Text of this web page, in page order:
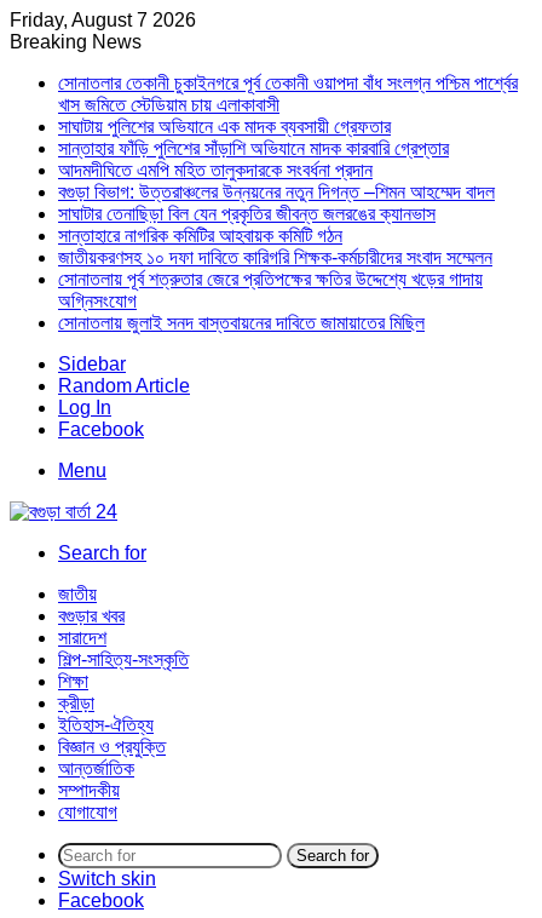
Friday, August 7 2026
Breaking News
সোনাতলার তেকানী চুকাইনগরে পূর্ব তেকানী ওয়াপদা বাঁধ সংলগ্ন পশ্চিম পার্শ্বের
খাস জমিতে স্টেডিয়াম চায় এলাকাবাসী
সাঘাটায় পুলিশের অভিযানে এক মাদক ব্যবসায়ী গ্রেফতার
সান্তাহার ফাঁড়ি পুলিশের সাঁড়াশি অভিযানে মাদক কারবারি গ্রেপ্তার
আদমদীঘিতে এমপি মহিত তালুকদারকে সংবর্ধনা প্রদান
বগুড়া বিভাগ: উত্তরাঞ্চলের উন্নয়নের নতুন দিগন্ত –শিমন আহম্মেদ বাদল
সাঘাটার তেনাছিড়া বিল যেন প্রকৃতির জীবন্ত জলরঙের ক্যানভাস
সান্তাহারে নাগরিক কমিটির আহবায়ক কমিটি গঠন
জাতীয়করণসহ ১০ দফা দাবিতে কারিগরি শিক্ষক-কর্মচারীদের সংবাদ সম্মেলন
সোনাতলায় পূর্ব শত্রুতার জেরে প্রতিপক্ষের ক্ষতির উদ্দেশ্যে খড়ের গাদায়
অগ্নিসংযোগ
সোনাতলায় জুলাই সনদ বাস্তবায়নের দাবিতে জামায়াতের মিছিল
Sidebar
Random Article
Log In
Facebook
Menu
Search for
জাতীয়
বগুড়ার খবর
সারাদেশ
শিল্প-সাহিত্য-সংস্কৃতি
শিক্ষা
ক্রীড়া
ইতিহাস-ঐতিহ্য
বিজ্ঞান ও প্রযুক্তি
আন্তর্জাতিক
সম্পাদকীয়
যোগাযোগ
Search for
Switch skin
Facebook